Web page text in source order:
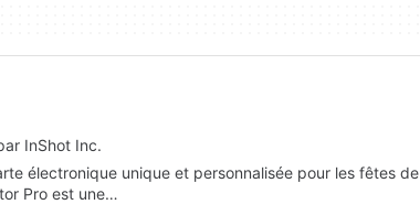
InShot Inc.
électronique unique et personnalisée pour les fêtes de
Pro est une…